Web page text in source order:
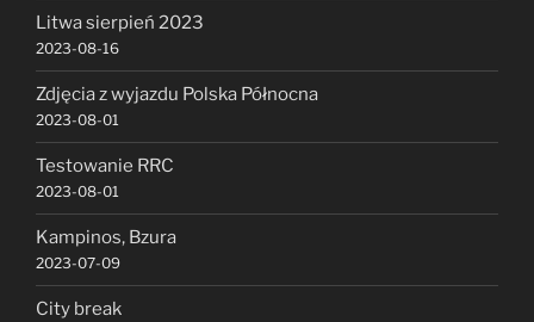
Litwa sierpień 2023
2023-08-16
Zdjęcia z wyjazdu Polska Północna
2023-08-01
Testowanie RRC
2023-08-01
Kampinos, Bzura
2023-07-09
City break